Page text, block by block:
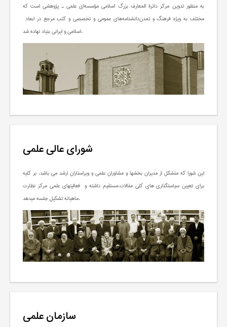
مرکز دائرة المعارف بزرگ اسلامی مؤسسه‌ای علمی ـ پژوهشی است که به منظور تدوین
دانشنامه‌های عمومی و تخصصی و کتب مرجع در ابعادمختلف به ویژه فرهنگ و تمدن
اسلامی و ایرانی بنیاد نهاده شد.
شورای عالی علمی
این شورا که متشکل از مدیران بخشها و مشاوران علمی و ویراستاران ارشد می باشد، بر کلیه
فعالیتهای علمی مرکز نظارت مستقیم داشته وبرای تعیین سیاستگذاری های کلی مقالات،
ماهیانه تشکیل جلسه میدهد.
سازمان علمی